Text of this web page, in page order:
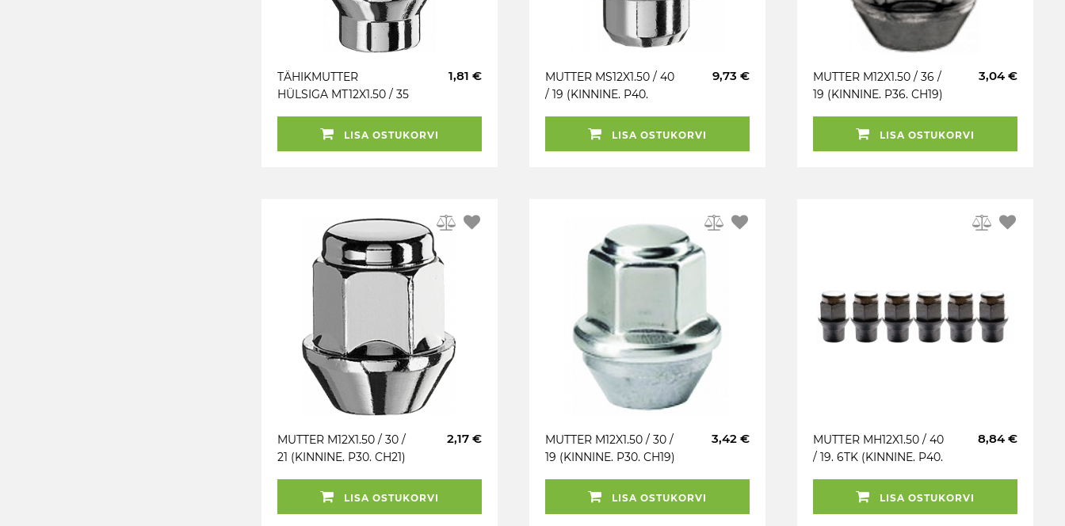
TÄHIKMUTTER
HÜLSIGA MT12X1.50 / 35
/ 6MM) 21.6MM
1,81 €
LISA OSTUKORVI
MUTTER MS12X1.50 / 40
/ 19 (KINNINE. P40.
LAME IST (JAGUAR OE)
9,73 €
LISA OSTUKORVI
MUTTER M12X1.50 / 36 /
19 (KINNINE. P36. CH19)
3,04 €
LISA OSTUKORVI
MUTTER M12X1.50 / 30 /
21 (KINNINE. P30. CH21)
2,17 €
LISA OSTUKORVI
MUTTER M12X1.50 / 30 /
19 (KINNINE. P30. CH19)
KOONUS)
3,42 €
LISA OSTUKORVI
MUTTER MH12X1.50 / 40
/ 19. 6TK (KINNINE. P40.
17.4X14MM.) RONAL
8,84 €
LISA OSTUKORVI